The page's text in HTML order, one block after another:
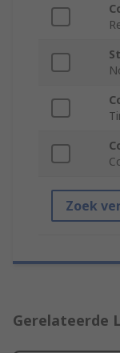
Zoek
Gerelateerde